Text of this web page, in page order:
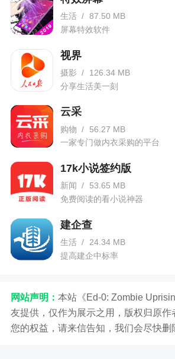
生活 / 87.50 MB
屏幕特效软件
视界
摄影 /
126.34 MB
分享生活美一刻
云采
购物 /
56.27 MB
一家专门做内衣采购的平台
17k小说签约版
新闻 /
53.65 MB
免费阅读的看小说神器
建企查
生活 /
24.34 MB
提高建企中标率
网站声明： 本站《Ed-0: Zombie
友提供，仅作为展示之用，版权归原作
您的权益，请来信告知，我们会尽快删